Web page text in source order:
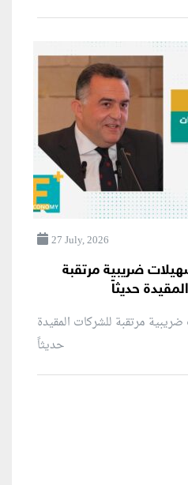
27 July, 2026
ضريبية مرتقبة
حديثاً
مرتقبة للشركات المقيدة